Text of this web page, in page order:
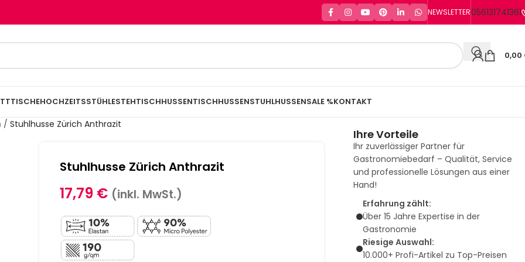
NEWSLETTER056131741361
0,00
HOCHZEITSSTÜHLESTEHTISCHHUSSENTISCHHUSSENSTUHLHUSSENSALE %KONTAKT
/ Stuhlhusse Zürich Anthrazit
Stuhlhusse Zürich Anthrazit
17,79 € (inkl. MwSt.)
Ihre Vorteile
Ihr zuverlässiger Partner für
Gastronomiebedarf – Qualität, Service
und professionelle Lösungen aus einer
Hand!
Erfahrung zählt:
Über 15 Jahre Expertise in der
Gastronomie
Riesige Auswahl:
10.000+ Profi-Artikel zu Top-Preisen